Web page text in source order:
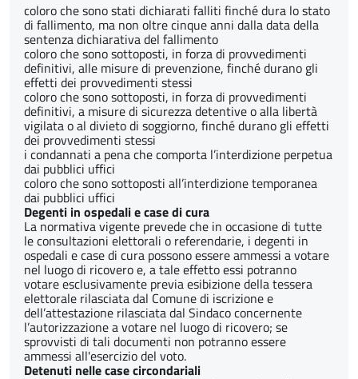
coloro che sono stati dichiarati falliti finché dura lo stato
di fallimento, ma non oltre cinque anni dalla data della
sentenza dichiarativa del fallimento
coloro che sono sottoposti, in forza di provvedimenti
definitivi, alle misure di prevenzione, finché durano gli
effetti dei provvedimenti stessi
coloro che sono sottoposti, in forza di provvedimenti
definitivi, a misure di sicurezza detentive o alla libertà
vigilata o al divieto di soggiorno, finché durano gli effetti
dei provvedimenti stessi
i condannati a pena che comporta l’interdizione perpetua
dai pubblici uffici
coloro che sono sottoposti all’interdizione temporanea
dai pubblici uffici
Degenti in ospedali e case di cura
La normativa vigente prevede che in occasione di tutte
le consultazioni elettorali o referendarie, i degenti in
ospedali e case di cura possono essere ammessi a votare
nel luogo di ricovero e, a tale effetto essi potranno
votare esclusivamente previa esibizione della tessera
elettorale rilasciata dal Comune di iscrizione e
dell’attestazione rilasciata dal Sindaco concernente
l’autorizzazione a votare nel luogo di ricovero; se
sprovvisti di tali documenti non potranno essere
ammessi all'esercizio del voto.
Detenuti nelle case circondariali